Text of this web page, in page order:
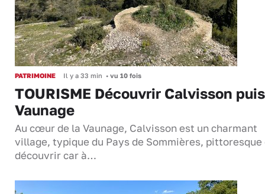
PATRIMOINE Il y a 33 min • vu 10 fois
TOURISME Découvrir Calvisson
Vaunage
Au cœur de la Vaunage, Calvisson est un charmant
village, typique du Pays de Sommières, pittoresque
découvrir car à…